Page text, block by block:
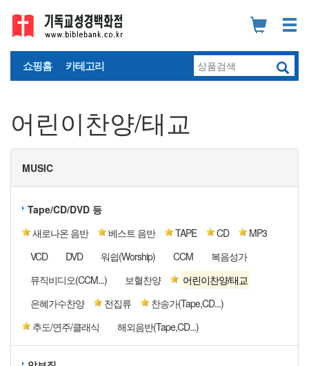
쇼핑홈 카테고리
어린이찬양/태교
MUSIC
Tape/CD/DVD 등
새로나온 음반
베스트 음반 TAPE CD
MP3
VCD
DVD 워쉽(Worship) CCM
복음성가
뮤직비디오(CCM...)
보혈찬양
어린이찬양/태교
은혜가수찬양
전집류
찬송가(Tape,CD...)
추도/연주/클래식
해외음반(Tape,CD...)